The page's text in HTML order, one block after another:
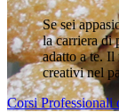
Se sei
la carriera di
adatto a te.
creativi nel
Corsi Professionali